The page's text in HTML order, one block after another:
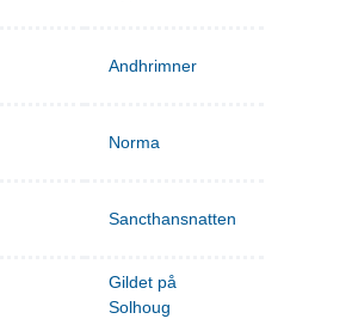
Andhrimner
Norma
Sancthansnatten
Gildet på
Solhoug